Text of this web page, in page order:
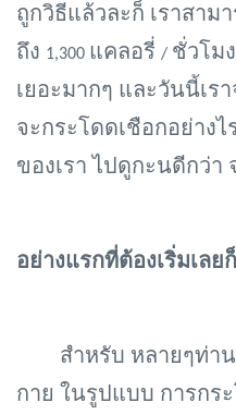
ถูกวิธีแล้วละก็ เราสาม
ถึง 1,300 แคลอรี่ / ชั่วโม
เยอะมากๆ และวันนี้เร
จะกระโดดเชือกอย่าง
ของเรา ไปดูกะนดีกว่า
อย่างแรกที่ต้องเริ่มเลย
สำหรับ หลายๆท่า
กาย ในรูปแบบ การกร